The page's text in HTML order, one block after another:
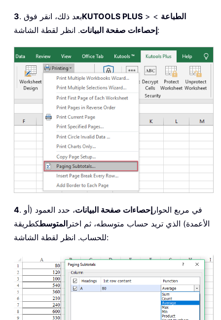
3 . بعد ذلك، انقر فوقKUTOOLS PLUS > الطباعة >
إحصاءات صفحة البيانات. انظر لقطة الشاشة:
4 . في مربع الحوار إحصاءات صفحة البيانات، حدد العمود (أو
الأعمدة) الذي تريد حساب متوسطه، ثم اختر المتوسطكطريقة
للحساب. انظر لقطة الشاشة: